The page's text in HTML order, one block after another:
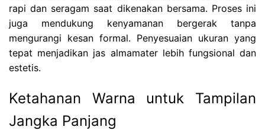
rapi dan seragam saat dikenakan bersama. Proses ini
juga mendukung kenyamanan bergerak tanpa
mengurangi kesan formal. Penyesuaian ukuran yang
tepat menjadikan jas almamater lebih fungsional dan
estetis.
Ketahanan Warna untuk Tampilan
Jangka Panjang